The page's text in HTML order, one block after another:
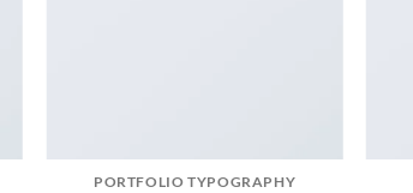
PORTFOLIO TYPOGRAPHY